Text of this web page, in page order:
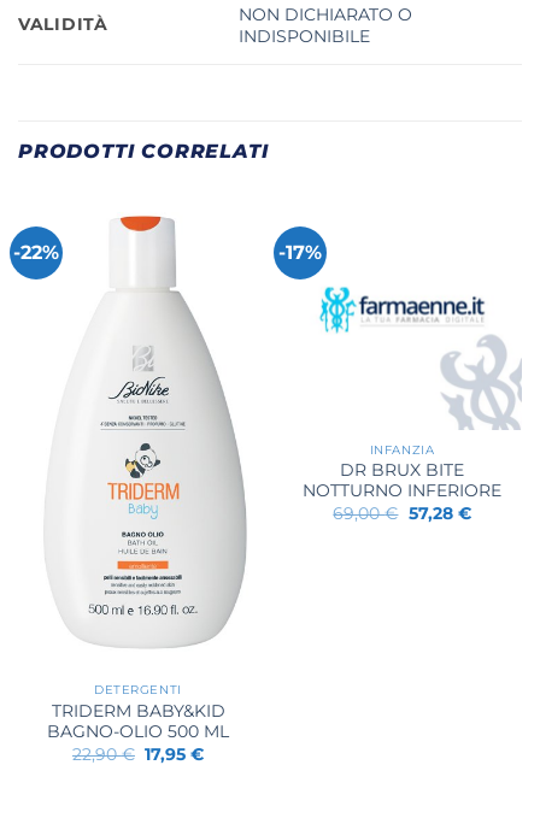
VALIDITÀ
NON DICHIARATO O
INDISPONIBILE
PRODOTTI CORRELATI
-22%
DETERGENTI
TRIDERM BABY&KID
BAGNO-OLIO 500 ML
22,90€ Il
prezzo
17,95€Il
-17%
INFANZIA
DR BRUX BITE
NOTTURNO INFERIORE
69,00€ Il
prezzo
57,28 €Il